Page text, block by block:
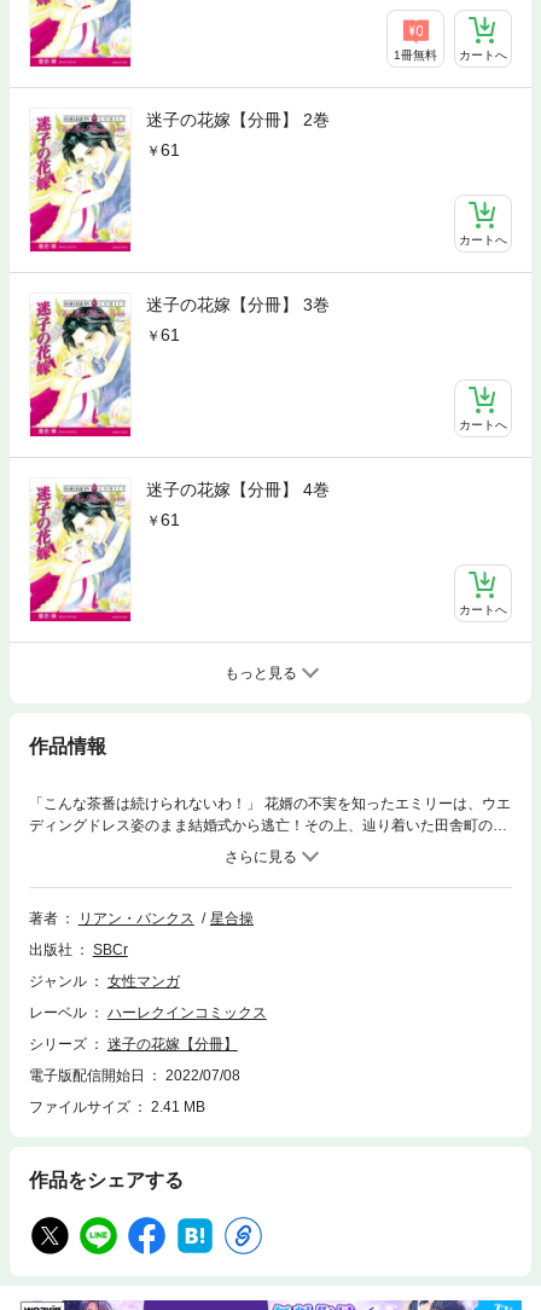
1冊無料 カートへ
迷子の花嫁【分冊】 2巻
61
カートへ
迷子の花嫁【分冊】 3巻
61
カートへ
迷子の花嫁【分冊】 4巻
61
カートへ
もっと見る
作品情報
「こんな茶番は続けられないわ！」 花婿の不実を知ったエミリーは、ウエ
ディングドレス姿のまま結婚式から逃亡！その上、辿り着いた田舎町のバ
ーで酔いつぶれてしまい、セクシーな保安官・ボウに保護される。
・・・・・もう家には帰らない・・・！ こんなドレスは脱ぎ捨てて、“お
嬢様”のエミリーにはさよならよ！その日から町で暮らし始めたエミリーだ
ったが、無邪気で奔放な彼女を何かと助けてくれるボウにほのかな恋心を
しない、筋金入りの“独身主義者”で・・・!?
著者 リアン・バンクス
星合操
出版社
SBCr
ジャンル
女性マンガ
レーベル
ハーレクインコミックス
シリーズ
迷子の花嫁【分冊】
電子版配信開始日
2022/07/08
ファイルサイズ
2.41 MB
作品をシェアする